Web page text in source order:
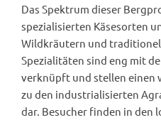
Das Spektrum dieser
spezialisierten Käsesorten
Wildkräutern und
Spezialitäten sind eng mit
verknüpft und stellen einen
zu den industrialisierten
dar. Besucher finden in den